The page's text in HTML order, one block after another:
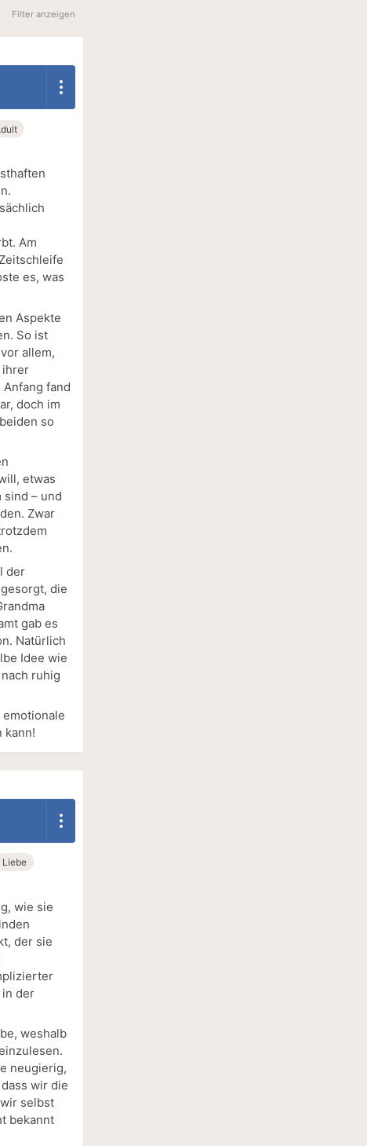
Filter anzeigen
Am
es, was
Aspekte
So ist
allem,
ihrer
fand
doch im
so
etwas
– und
Zwar
der
die
gab es
Natürlich
Idee wie
ruhig
kann!
Liebe
wie sie
der sie
in der
weshalb
neugierig,
wir die
selbst
bekannt